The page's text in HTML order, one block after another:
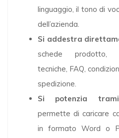
linguaggio, il tono di
dell’azienda.
Si addestra
schede prodotto,
tecniche, FAQ,
spedizione.
Si potenzia
permette di caricare
in formato Word o